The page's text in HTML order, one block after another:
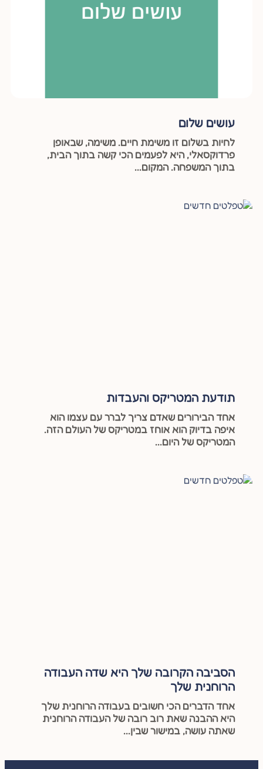
עושים שלום
לחיות בשלום זו משימת חיים. משימה, שבאופן
פרדוקסאלי, היא לפעמים הכי קשה בתוך הבית,
בתוך המשפחה. המקום...
תודעת המטריקס והעבדות
אחד הבירורים שאדם צריך לברר עם עצמו הוא
איפה בדיוק הוא אוחז במטריקס של העולם הזה.
המטריקס של היום...
הסביבה הקרובה שלך היא שדה העבודה
הרוחנית שלך
אחד הדברים הכי חשובים בעבודה הרוחנית שלך
היא ההבנה שאת רוב רובה של העבודה הרוחנית
שאתה עושה, במישור שבין...